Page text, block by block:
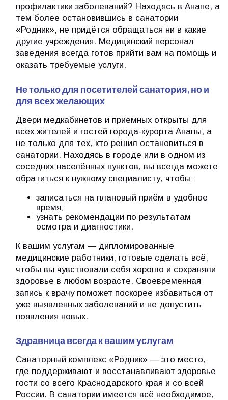
профилактики заболеваний? Находясь в Анапе, а
тем более остановившись в санатории
«Родник», не придётся обращаться ни в какие
другие учреждения. Медицинский персонал
заведения всегда готов прийти вам на помощь и
оказать требуемые услуги.
Не только для посетителей санатория, но и
для всех желающих
Двери медкабинетов и приёмных открыты для
всех жителей и гостей города-курорта Анапы, а
не только для тех, кто решил остановиться в
санатории. Находясь в городе или в одном из
соседних населённых пунктов, вы всегда можете
обратиться к нужному специалисту, чтобы:
записаться на плановый приём в удобное
время;
узнать рекомендации по результатам
осмотра и диагностики.
К вашим услугам — дипломированные
медицинские работники, готовые сделать всё,
чтобы вы чувствовали себя хорошо и сохраняли
здоровье в любом возрасте. Своевременная
запись к врачу поможет поскорее избавиться от
уже выявленных заболеваний и не допустить
появления новых.
Здравница всегда к вашим услугам
Санаторный комплекс «Родник» — это место,
где поддерживают и восстанавливают здоровье
гости со всего Краснодарского края и со всей
России. В санатории имеется всё необходимое,